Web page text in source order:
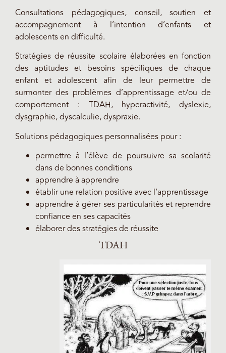
Consultations pédagogiques, conseil, soutien et
accompagnement à l’intention d’enfants et
adolescents en difficulté.
Stratégies de réussite scolaire élaborées en fonction
des aptitudes et besoins spécifiques de chaque
enfant et adolescent afin de leur permettre de
surmonter des problèmes d’apprentissage et/ou de
comportement : TDAH, hyperactivité, dyslexie,
dysgraphie, dyscalculie, dyspraxie.
Solutions pédagogiques personnalisées pour :
permettre à l’élève de poursuivre sa scolarité
dans de bonnes conditions
apprendre à apprendre
établir une relation positive avec l’apprentissage
apprendre à gérer ses particularités et reprendre
confiance en ses capacités
élaborer des stratégies de réussite
TDAH